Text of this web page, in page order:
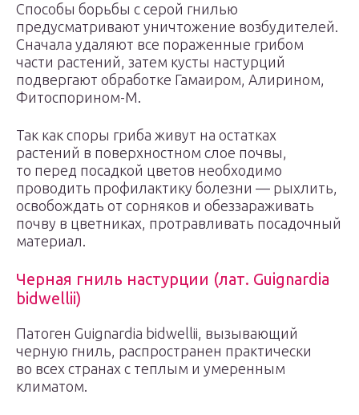
Способы борьбы с серой гнилью
предусматривают уничтожение возбудителей.
Сначала удаляют все пораженные грибом
части растений, затем кусты настурций
подвергают обработке Гамаиром, Алирином,
Фитоспорином-М.
Так как споры гриба живут на остатках
растений в поверхностном слое почвы,
то перед посадкой цветов необходимо
проводить профилактику болезни — рыхлить,
освобождать от сорняков и обеззараживать
почву в цветниках, протравливать посадочный
материал.
Черная гниль настурции (лат. Guignardia
bidwellii)
Патоген Guignardia bidwellii, вызывающий
черную гниль, распространен практически
во всех странах с теплым и умеренным
климатом.